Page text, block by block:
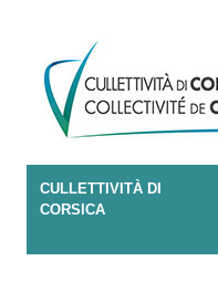
CULLETTIVITÀ DI
CORSICA